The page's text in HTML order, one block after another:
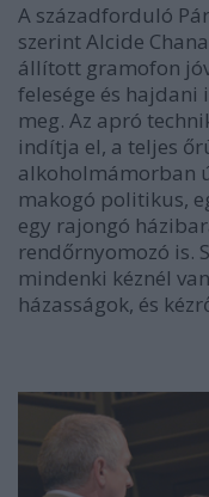
A századforduló
szerint Alcide
állított gramofon
felesége és
meg. Az apró
indítja el, a teljes
alkoholmámorban
makogó politikus,
egy rajongó
rendőrnyomozó is.
mindenki kéznél
házasságok, és